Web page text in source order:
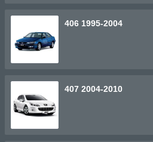
406 1995-2004
407 2004-2010